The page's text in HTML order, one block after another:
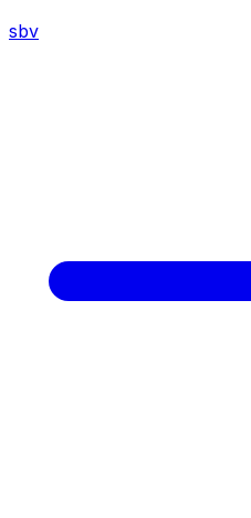
sbv